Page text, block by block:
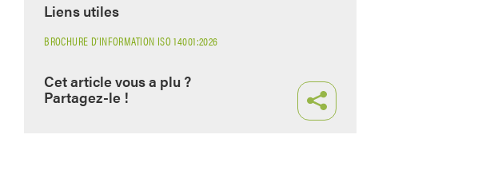
Liens utiles
BROCHURE D’INFORMATION ISO 14001:2026
Cet article vous a plu ?
Partagez-le !